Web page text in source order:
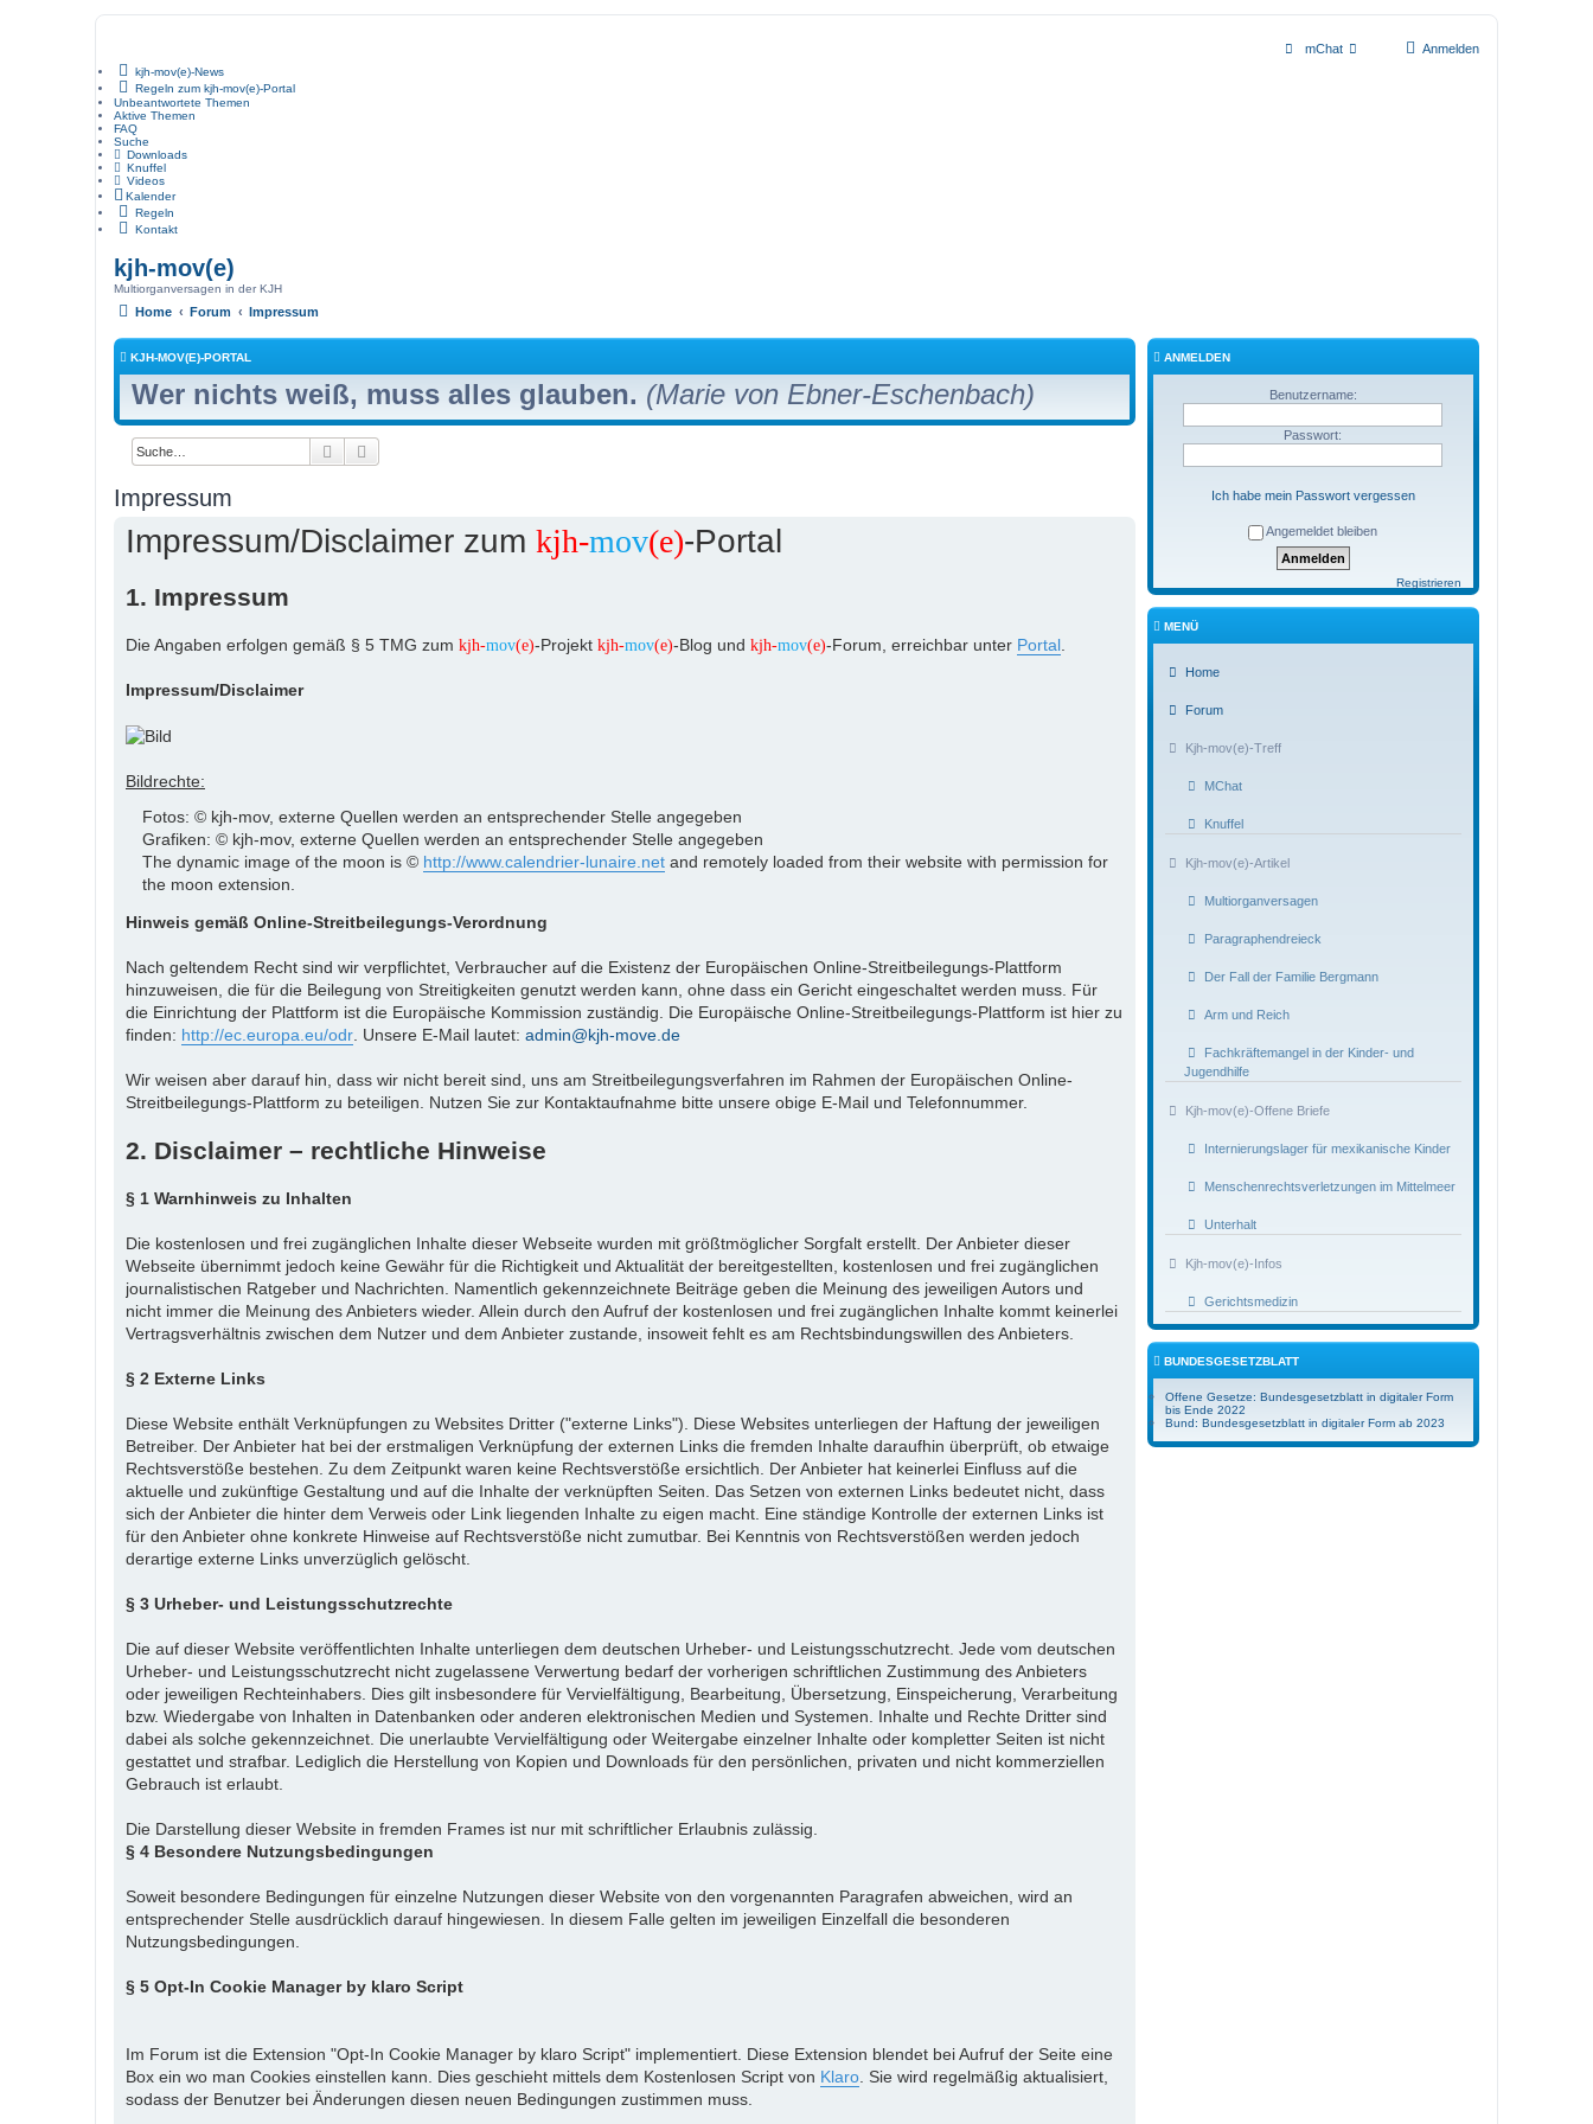
Anmelden
mChat
kjh-mov(e)-News
Regeln zum kjh-mov(e)-Portal
Unbeantwortete Themen
Aktive Themen
FAQ
Suche
Downloads
Knuffel
Videos
Kalender
Regeln
Kontakt
kjh-mov(e)
Multiorganversagen in der KJH
Home Forum Impressum
KJH-MOV(E)-PORTAL
Wer nichts weiß, muss alles glauben. (Marie von Ebner-Eschenbach)
Suche
Impressum
Impressum/Disclaimer zum kjh-mov(e)-Portal
1. Impressum
Die Angaben erfolgen gemäß § 5 TMG zum kjh-mov(e)-Projekt kjh-mov(e)-Blog und kjh-mov(e)-Forum, erreichbar unter Portal
Impressum/Disclaimer
Bildrechte:
Fotos: © kjh-mov, externe Quellen werden an entsprechender Stelle angegeben
Grafiken: © kjh-mov, externe Quellen werden an entsprechender Stelle angegeben
The dynamic image of the moon is © http://www.calendrier-lunaire.net and remotely loaded from their website with permission for
the moon extension.
Hinweis gemäß Online-Streitbeilegungs-Verordnung
Nach geltendem Recht sind wir verpflichtet, Verbraucher auf die Existenz der Europäischen Online-Streitbeilegungs-Plattform
hinzuweisen, die für die Beilegung von Streitigkeiten genutzt werden kann, ohne dass ein Gericht eingeschaltet werden muss. Für
die Einrichtung der Plattform ist die Europäische Kommission zuständig. Die Europäische Online-Streitbeilegungs-Plattform ist hier zu
finden: http://ec.europa.eu/odr . Unsere E-Mail lautet: admin@kjh-move.de
Wir weisen aber darauf hin, dass wir nicht bereit sind, uns am Streitbeilegungsverfahren im Rahmen der Europäischen Online-
Streitbeilegungs-Plattform zu beteiligen. Nutzen Sie zur Kontaktaufnahme bitte unsere obige E-Mail und Telefonnummer.
2. Disclaimer – rechtliche Hinweise
§ 1 Warnhinweis zu Inhalten
Die kostenlosen und frei zugänglichen Inhalte dieser Webseite wurden mit größtmöglicher Sorgfalt erstellt. Der Anbieter dieser
Webseite übernimmt jedoch keine Gewähr für die Richtigkeit und Aktualität der bereitgestellten, kostenlosen und frei zugänglichen
journalistischen Ratgeber und Nachrichten. Namentlich gekennzeichnete Beiträge geben die Meinung des jeweiligen Autors und
nicht immer die Meinung des Anbieters wieder. Allein durch den Aufruf der kostenlosen und frei zugänglichen Inhalte kommt keinerlei
Vertragsverhältnis zwischen dem Nutzer und dem Anbieter zustande, insoweit fehlt es am Rechtsbindungswillen des Anbieters.
§ 2 Externe Links
Diese Website enthält Verknüpfungen zu Websites Dritter ("externe Links"). Diese Websites unterliegen der Haftung der jeweiligen
Betreiber. Der Anbieter hat bei der erstmaligen Verknüpfung der externen Links die fremden Inhalte daraufhin überprüft, ob etwaige
Rechtsverstöße bestehen. Zu dem Zeitpunkt waren keine Rechtsverstöße ersichtlich. Der Anbieter hat keinerlei Einfluss auf die
aktuelle und zukünftige Gestaltung und auf die Inhalte der verknüpften Seiten. Das Setzen von externen Links bedeutet nicht, dass
sich der Anbieter die hinter dem Verweis oder Link liegenden Inhalte zu eigen macht. Eine ständige Kontrolle der externen Links ist
für den Anbieter ohne konkrete Hinweise auf Rechtsverstöße nicht zumutbar. Bei Kenntnis von Rechtsverstößen werden jedoch
derartige externe Links unverzüglich gelöscht.
§ 3 Urheber- und Leistungsschutzrechte
Die auf dieser Website veröffentlichten Inhalte unterliegen dem deutschen Urheber- und Leistungsschutzrecht. Jede vom deutschen
Urheber- und Leistungsschutzrecht nicht zugelassene Verwertung bedarf der vorherigen schriftlichen Zustimmung des Anbieters
oder jeweiligen Rechteinhabers. Dies gilt insbesondere für Vervielfältigung, Bearbeitung, Übersetzung, Einspeicherung, Verarbeitung
bzw. Wiedergabe von Inhalten in Datenbanken oder anderen elektronischen Medien und Systemen. Inhalte und Rechte Dritter sind
dabei als solche gekennzeichnet. Die unerlaubte Vervielfältigung oder Weitergabe einzelner Inhalte oder kompletter Seiten ist nicht
gestattet und strafbar. Lediglich die Herstellung von Kopien und Downloads für den persönlichen, privaten und nicht kommerziellen
Gebrauch ist erlaubt.
Die Darstellung dieser Website in fremden Frames ist nur mit schriftlicher Erlaubnis zulässig.
§ 4 Besondere Nutzungsbedingungen
Soweit besondere Bedingungen für einzelne Nutzungen dieser Website von den vorgenannten Paragrafen abweichen, wird an
entsprechender Stelle ausdrücklich darauf hingewiesen. In diesem Falle gelten im jeweiligen Einzelfall die besonderen
Nutzungsbedingungen.
§ 5 Opt-In Cookie Manager by klaro Script
Im Forum ist die Extension "Opt-In Cookie Manager by klaro Script" implementiert. Diese Extension blendet bei Aufruf der Seite eine
Box ein wo man Cookies einstellen kann. Dies geschieht mittels dem Kostenlosen Script von Klaro . Sie wird regelmäßig aktualisiert,
sodass der Benutzer bei Änderungen diesen neuen Bedingungen zustimmen muss.
ANMELDEN
Benutzername:
Passwort:
Ich habe mein Passwort vergessen
Angemeldet bleiben
Registrieren
MENÜ
Home
Forum
Kjh-mov(e)-Treff
MChat
Knuffel
Kjh-mov(e)-Artikel
Multiorganversagen
Paragraphendreieck
Der Fall der Familie Bergmann
Arm und Reich
Fachkräftemangel in der Kinder- und
Jugendhilfe
Kjh-mov(e)-Offene Briefe
Internierungslager für mexikanische Kinder
Menschenrechtsverletzungen im Mittelmeer
Unterhalt
Kjh-mov(e)-Infos
Gerichtsmedizin
BUNDESGESETZBLATT
Offene Gesetze: Bundesgesetzblatt in digitaler Form
bis Ende 2022
Bund: Bundesgesetzblatt in digitaler Form ab 2023